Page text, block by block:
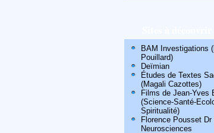
BAM Investigations
Pouillard)
Deïmian
Études de Textes
(Magali Cazottes)
Films de Jean-Yves
(Science-Santé-
Spiritualité)
Florence Pousset Dr
Neurosciences